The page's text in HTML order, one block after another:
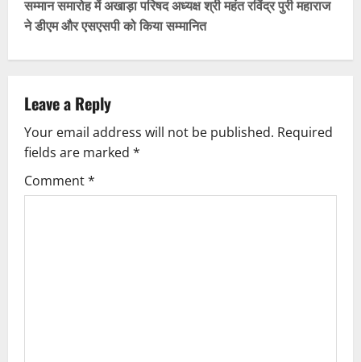
t
n
a
v
i
g
सम्मान समारोह में अखाड़ा परिषद अध्यक्ष श्री महंत रविंद्र पुरी महाराज
ने डीएम और एसएसपी को किया सम्मानित
Leave a Reply
Your email address will not be published. Required
fields are marked *
Comment*